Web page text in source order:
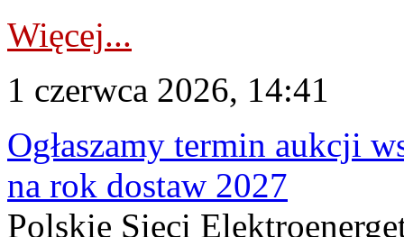
Więcej...
1 czerwca 2026, 14:41
Ogłaszamy termin aukcji
na rok dostaw 2027
Polskie Sieci